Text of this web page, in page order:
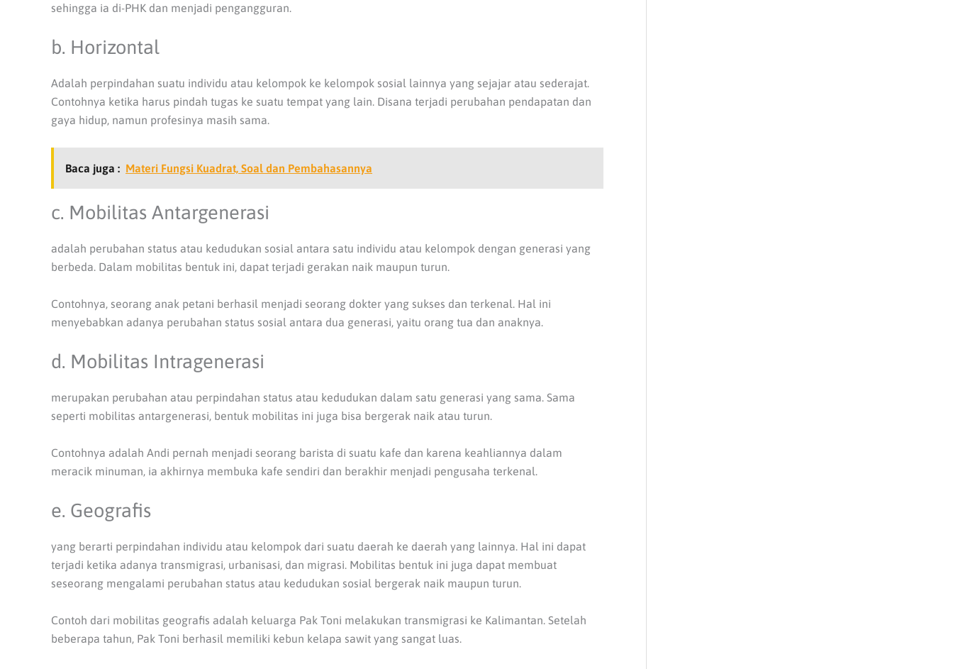
sehingga ia di-PHK dan menjadi pengangguran.
b. Horizontal
Adalah perpindahan suatu individu atau kelompok ke kelompok sosial lainnya yang sejajar atau sederajat.
Contohnya ketika harus pindah tugas ke suatu tempat yang lain. Disana terjadi perubahan pendapatan dan
gaya hidup, namun profesinya masih sama.
Baca juga : Materi Fungsi Kuadrat, Soal dan Pembahasannya
c. Mobilitas Antargenerasi
adalah perubahan status atau kedudukan sosial antara satu individu atau kelompok dengan generasi yang
berbeda. Dalam mobilitas bentuk ini, dapat terjadi gerakan naik maupun turun.
Contohnya, seorang anak petani berhasil menjadi seorang dokter yang sukses dan terkenal. Hal ini
menyebabkan adanya perubahan status sosial antara dua generasi, yaitu orang tua dan anaknya.
d. Mobilitas Intragenerasi
merupakan perubahan atau perpindahan status atau kedudukan dalam satu generasi yang sama. Sama
seperti mobilitas antargenerasi, bentuk mobilitas ini juga bisa bergerak naik atau turun.
Contohnya adalah Andi pernah menjadi seorang barista di suatu kafe dan karena keahliannya dalam
meracik minuman, ia akhirnya membuka kafe sendiri dan berakhir menjadi pengusaha terkenal.
e. Geografis
yang berarti perpindahan individu atau kelompok dari suatu daerah ke daerah yang lainnya. Hal ini dapat
terjadi ketika adanya transmigrasi, urbanisasi, dan migrasi. Mobilitas bentuk ini juga dapat membuat
seseorang mengalami perubahan status atau kedudukan sosial bergerak naik maupun turun.
Contoh dari mobilitas geografis adalah keluarga Pak Toni melakukan transmigrasi ke Kalimantan. Setelah
beberapa tahun, Pak Toni berhasil memiliki kebun kelapa sawit yang sangat luas.